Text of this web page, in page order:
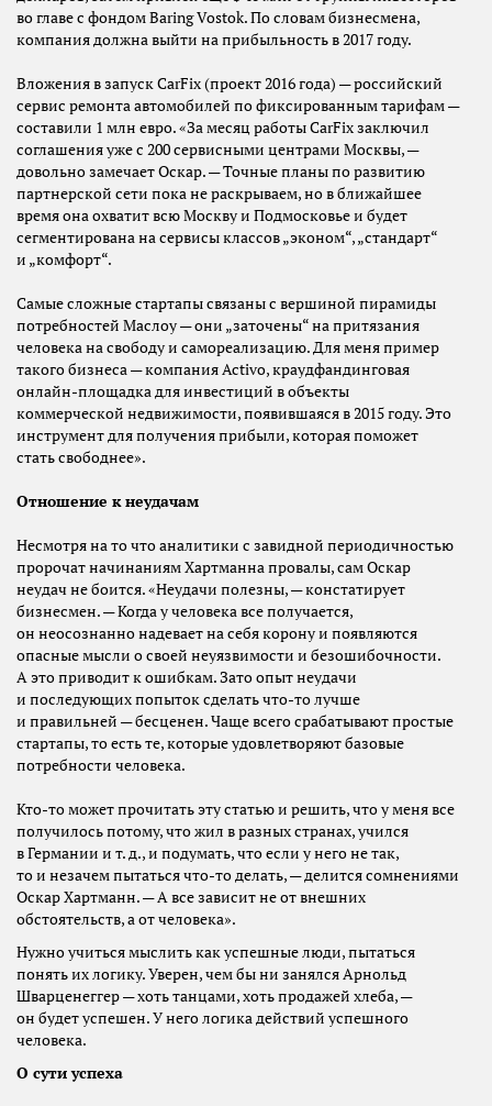
во главе с фондом Baring Vostok. По словам бизнесмена,
компания должна выйти на прибыльность в 2017 году.
Вложения в запуск CarFix (проект 2016 года) — российский
сервис ремонта автомобилей по фиксированным тарифам —
составили 1 млн евро. «За месяц работы CarFix заключил
соглашения уже с 200 сервисными центрами Москвы, —
довольно замечает Оскар. — Точные планы по развитию
партнерской сети пока не раскрываем, но в ближайшее
время она охватит всю Москву и Подмосковье и будет
сегментирована на сервисы классов „эконом“, „стандарт“
и „комфорт“.
Самые сложные стартапы связаны с вершиной пирамиды
потребностей Маслоу — они „заточены“ на притязания
человека на свободу и самореализацию. Для меня пример
такого бизнеса — компания Activo, краудфандинговая
онлайн-площадка для инвестиций в объекты
коммерческой недвижимости, появившаяся в 2015 году. Это
инструмент для получения прибыли, которая поможет
стать свободнее».
Отношение к неудачам
Несмотря на то что аналитики с завидной периодичностью
пророчат начинаниям Хартманна провалы, сам Оскар
неудач не боится. «Неудачи полезны, — констатирует
бизнесмен. — Когда у человека все получается,
он неосознанно надевает на себя корону и появляются
опасные мысли о своей неуязвимости и безошибочности.
А это приводит к ошибкам. Зато опыт неудачи
и последующих попыток сделать что-то лучше
и правильней — бесценен. Чаще всего срабатывают простые
стартапы, то есть те, которые удовлетворяют базовые
потребности человека.
Кто-то может прочитать эту статью и решить, что у меня все
получилось потому, что жил в разных странах, учился
в Германии и т. д., и подумать, что если у него не так,
то и незачем пытаться что-то делать, — делится сомнениями
Оскар Хартманн. — А все зависит не от внешних
обстоятельств, а от человека».
Нужно учиться мыслить как успешные люди, пытаться
понять их логику. Уверен, чем бы ни занялся Арнольд
Шварценеггер — хоть танцами, хоть продажей хлеба, —
он будет успешен. У него логика действий успешного
человека.
О сути успеха